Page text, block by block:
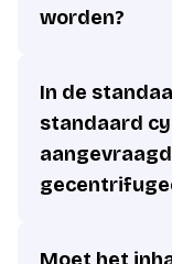
worden?
In de
standaard